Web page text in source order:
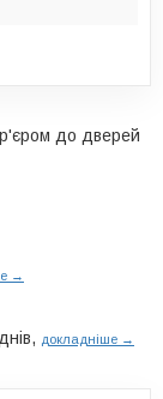
до дверей
→
докладніше →